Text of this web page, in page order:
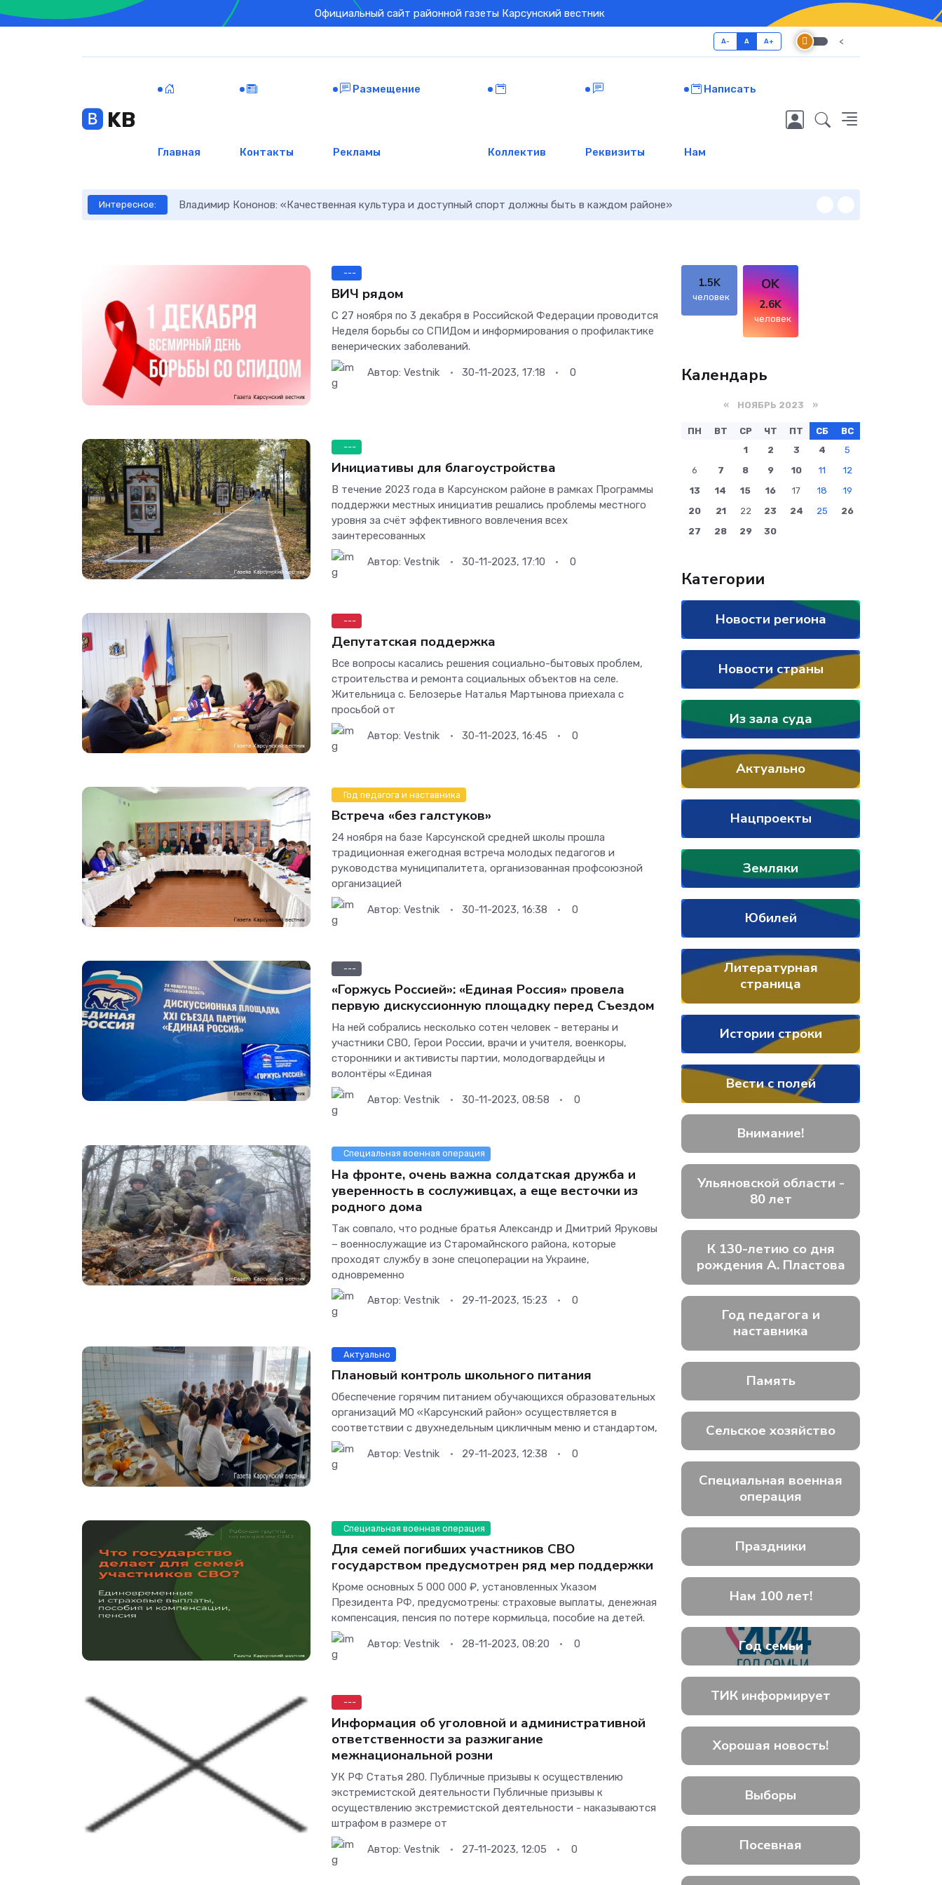
Официальный сайт районной газеты Карсунский вестник
A- A A+ <
KB
Главная Контакты
Размещение
Рекламы Коллектив Реквизиты
Написать
Нам
Интересное: Владимир Кононов: «Качественная культура и доступный спорт должны быть в каждом районе»
---
ВИЧ рядом
С 27 ноября по 3 декабря в Российской Федерации проводится
Неделя борьбы со СПИДом и информирования о профилактике
венерических заболеваний.
Автор:Vestnik 30-11-2023, 17:18 0
---
Инициативы для благоустройства
В течение 2023 года в Карсунском районе в рамках Программы
поддержки местных инициатив решались проблемы местного
уровня за счёт эффективного вовлечения всех
заинтересованных
Автор:Vestnik 30-11-2023, 17:10 0
---
Депутатская поддержка
Все вопросы касались решения социально-бытовых проблем,
строительства и ремонта социальных объектов на селе.
Жительница с. Белозерье Наталья Мартынова приехала с
просьбой от
Автор:Vestnik 30-11-2023, 16:45 0
Год педагога и наставника
Встреча «без галстуков»
24 ноября на базе Карсунской средней школы прошла
традиционная ежегодная встреча молодых педагогов и
руководства муниципалитета, организованная профсоюзной
организацией
Автор:Vestnik 30-11-2023, 16:38 0
---
«Горжусь Россией»: «Единая Россия» провела
первую дискуссионную площадку перед Съездом
На ней собрались несколько сотен человек - ветераны и
участники СВО, Герои России, врачи и учителя, военкоры,
сторонники и активисты партии, молодогвардейцы и
волонтёры «Единая
Автор:Vestnik 30-11-2023, 08:58 0
Специальная военная операция
На фронте, очень важна солдатская дружба и
уверенность в сослуживцах, а еще весточки из
родного дома
Так совпало, что родные братья Александр и Дмитрий Яруковы
– военнослужащие из Старомайнского района, которые
проходят службу в зоне спецоперации на Украине,
одновременно
Автор:Vestnik 29-11-2023, 15:23 0
Актуально
Плановый контроль школьного питания
Обеспечение горячим питанием обучающихся образовательных
организаций МО «Карсунский район» осуществляется в
соответствии с двухнедельным цикличным меню и стандартом,
Автор:Vestnik 29-11-2023, 12:38 0
Специальная военная операция
Для семей погибших участников СВО
государством предусмотрен ряд мер поддержки
Кроме основных 5 000 000 ₽, установленных Указом
Президента РФ, предусмотрены: страховые выплаты, денежная
компенсация, пенсия по потере кормильца, пособие на детей.
Автор:Vestnik 28-11-2023, 08:20 0
---
Информация об уголовной и административной
ответственности за разжигание
межнациональной розни
УК РФ Статья 280. Публичные призывы к осуществлению
экстремистской деятельности Публичные призывы к
осуществлению экстремистской деятельности - наказываются
штрафом в размере от
Автор:Vestnik 27-11-2023, 12:05 0
1.5K
человек
OK
2.6K
человек
Календарь
« НОЯБРЬ 2023 »
ПН ВТ СР ЧТ ПТ СБ
ВС
1
2 3 4
5
6
7 8 9 10 11
12
13
14 15 16 17 18
19
20
21 22 23 24 25
26
27
28 29 30
Категории
Новости региона
Новости страны
Из зала суда
Актуально
Нацпроекты
Земляки
Юбилей
Литературная
страница
Истории строки
Вести с полей
Внимание!
Ульяновской области -
80 лет
К 130-летию со дня
рождения А. Пластова
Год педагога и
наставника
Память
Сельское хозяйство
Специальная военная
операция
Праздники
Нам 100 лет!
Год семьи
ТИК информирует
Хорошая новость!
Выборы
Посевная